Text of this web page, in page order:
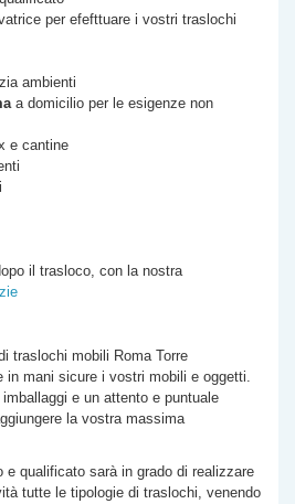
per efefttuare i vostri traslochi
ambienti
a domicilio per le esigenze non
e cantine
il trasloco, con la nostra
traslochi mobili Roma Torre
in mani sicure i vostri mobili e oggetti.
e un attento e puntuale
la vostra massima
e qualificato sarà in grado di realizzare
tutte le tipologie di traslochi, venendo